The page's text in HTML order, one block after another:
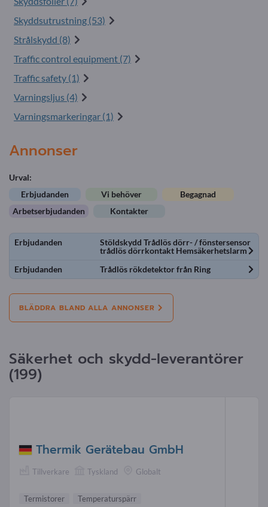
Skyddsutrustning (53)
Strålskydd (8)
Traffic control equipment (7)
Traffic safety (1)
Varningsljus (4)
Varningsmarkeringar (1)
Annonser
Urval:
Erbjudanden
Vi behöver
Begagnad
Arbetserbjudanden
Kontakter
Erbjudanden
Stöldskydd Trådlös dörr- / fönstersensor
trådlös dörrkontakt Hemsäkerhetslarm
Erbjudanden
Trådlös rökdetektor från Ring
BLÄDDRA BLAND ALLA ANNONSER
Säkerhet och skydd-leverantörer
(199)
Thermik Gerätebau GmbH
Tillverkare Tyskland Globalt
Termistorer
Temperaturspärr